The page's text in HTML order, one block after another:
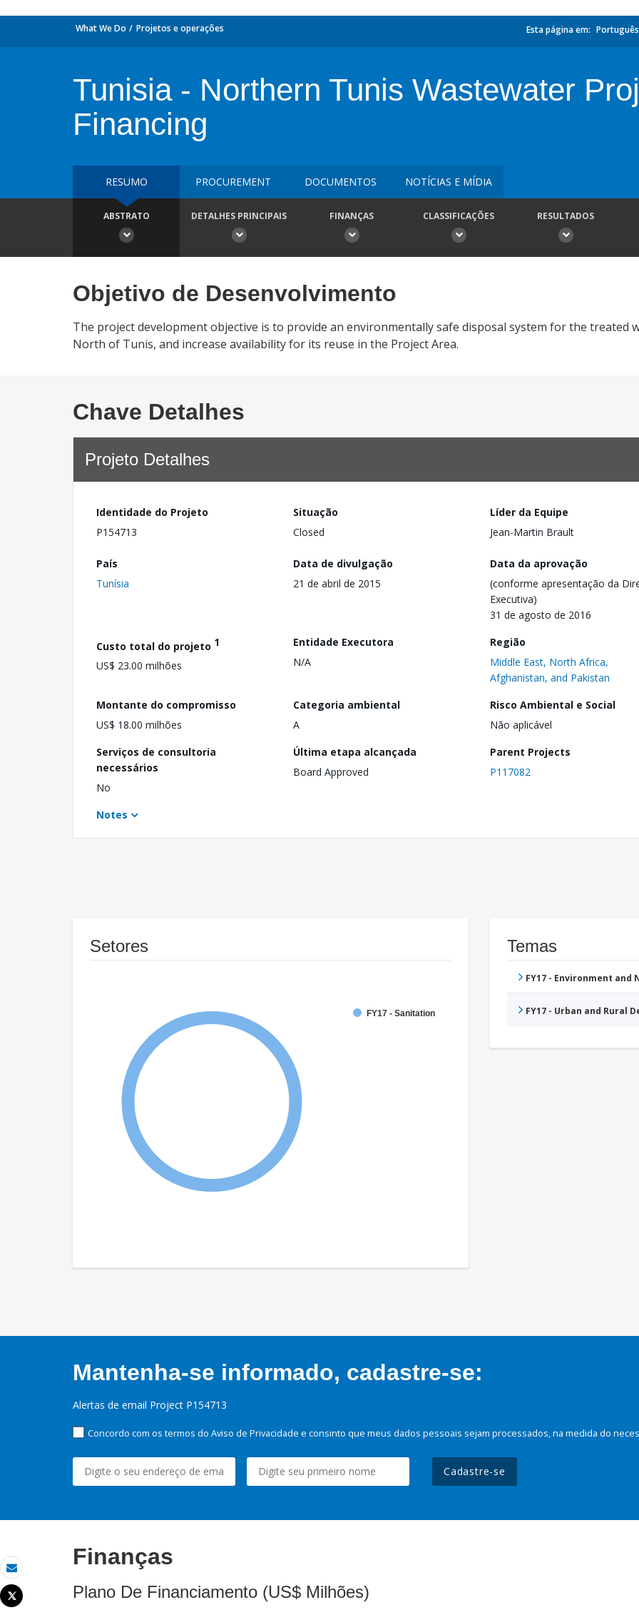
Email
Tweet
What We Do Projetos e operações Esta página em: Português
Tunisia - Northern Tunis Wastewater
Financing
RESUMO PROCUREMENT DOCUMENTOS NOTÍCIAS E MÍDIA
ABSTRATO DETALHES PRINCIPAIS FINANÇAS CLASSIFICAÇÕES RESULTADOS
Objetivo de Desenvolvimento
The project development objective is to provide an environmentally safe disposal system for the treated
North of Tunis, and increase availability for its reuse in the Project Area.
Chave Detalhes
Projeto Detalhes
Identidade do Projeto
P154713
Situação
Closed
Líder da Equipe
Jean-Martin Brault
País
Tunísia
Data de divulgação
21 de abril de 2015
Data da aprovação
(conforme apresentação da
Executiva)
31 de agosto de 2016
Custo total do projeto 1
US$ 23.00 milhões
Entidade Executora
N/A
Região
Middle East, North Africa,
Afghanistan, and Pakistan
Montante do compromisso
US$ 18.00 milhões
Categoria ambiental
A
Risco Ambiental e Social
Não aplicável
Serviços de consultoria
necessários
No
Última etapa alcançada
Board Approved
Parent Projects
P117082
Notes
Setores
FY17 - Sanitation
Temas
FY17 - Environment
FY17 - Urban and Rural
Mantenha-se informado, cadastre-se:
Alertas de email Project P154713
Concordo com os termos do Aviso de Privacidade e consinto que meus dados pessoais sejam processados, na medida do
Cadastre-se
Finanças
Plano De Financiamento (US$ Milhões)